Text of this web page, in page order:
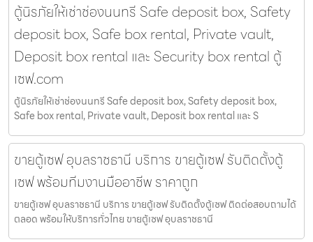
ตู้นิรภัยให้เช่าช่องนนทรี Safe deposit box, Safety
deposit box, Safe box rental, Private vault,
Deposit box rental และ Security box rental ตู้
เซฟ.com
ตู้นิรภัยให้เช่าช่องนนทรี Safe deposit box, Safety deposit box,
Safe box rental, Private vault, Deposit box rental และ S
ขายตู้เซฟ อุบลราชธานี บริการ ขายตู้เซฟ รับติดตั้งตู้
เซฟ พร้อมทีมงานมืออาชีพ ราคาถูก
ขายตู้เซฟ อุบลราชธานี บริการ ขายตู้เซฟ รับติดตั้งตู้เซฟ ติดต่อสอบถามได้
ตลอด พร้อมให้บริการทั่วไทย ขายตู้เซฟ อุบลราชธานี